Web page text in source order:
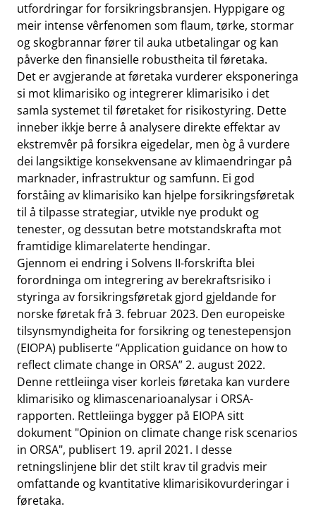
utfordringar for forsikringsbransjen. Hyppigare og
meir intense vêrfenomen som flaum, tørke, stormar
og skogbrannar fører til auka utbetalingar og kan
påverke den finansielle robustheita til føretaka.
Det er avgjerande at føretaka vurderer eksponeringa
si mot klimarisiko og integrerer klimarisiko i det
samla systemet til føretaket for risikostyring. Dette
inneber ikkje berre å analysere direkte effektar av
ekstremvêr på forsikra eigedelar, men òg å vurdere
dei langsiktige konsekvensane av klimaendringar på
marknader, infrastruktur og samfunn. Ei god
forståing av klimarisiko kan hjelpe forsikringsføretak
til å tilpasse strategiar, utvikle nye produkt og
tenester, og dessutan betre motstandskrafta mot
framtidige klimarelaterte hendingar.
Gjennom ei endring i Solvens II-forskrifta blei
forordninga om integrering av berekraftsrisiko i
styringa av forsikringsføretak gjord gjeldande for
norske føretak frå 3. februar 2023. Den europeiske
tilsynsmyndigheita for forsikring og tenestepensjon
(EIOPA) publiserte “Application guidance on how to
reflect climate change in ORSA” 2. august 2022.
Denne rettleiinga viser korleis føretaka kan vurdere
klimarisiko og klimascenarioanalysar i ORSA-
rapporten. Rettleiinga bygger på EIOPA sitt
dokument "Opinion on climate change risk scenarios
in ORSA", publisert 19. april 2021. I desse
retningslinjene blir det stilt krav til gradvis meir
omfattande og kvantitative klimarisikovurderingar i
føretaka.